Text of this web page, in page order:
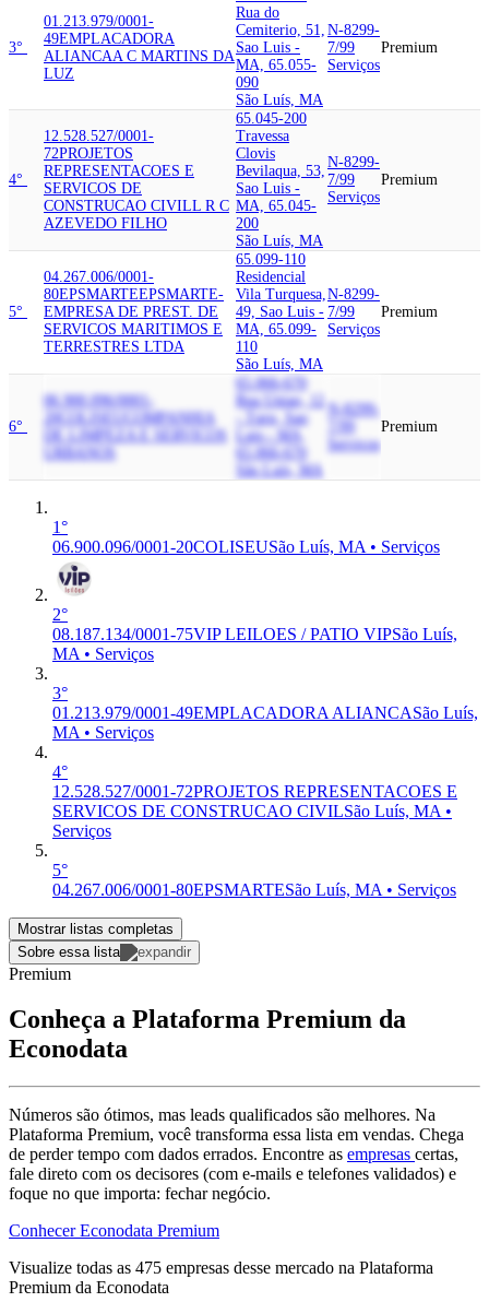
3°
01.213.979/0001-
49EMPLACADORA
ALIANCAA C MARTINS DA
LUZ
Rua do
Cemiterio, 51,
Sao Luis -
MA, 65.055-
090
São Luís, MA
N-8299-
7/99
Serviços
Premium
4°
12.528.527/0001-
72PROJETOS
REPRESENTACOES E
SERVICOS DE
CONSTRUCAO CIVILL R C
AZEVEDO FILHO
65.045-200
Travessa
Clovis
Bevilaqua, 53,
Sao Luis -
MA, 65.045-
200
São Luís, MA
N-8299-
7/99
Serviços
Premium
5°
04.267.006/0001-
80EPSMARTEEPSMARTE-
EMPRESA DE PREST. DE
SERVICOS MARITIMOS E
TERRESTRES LTDA
65.099-110
Residencial
Vila Turquesa,
49, Sao Luis -
MA, 65.099-
110
São Luís, MA
N-8299-
7/99
Serviços
Premium
6°
06.900.096/0001-
20COLISEU
COMPANHIA
DE LIMPEZA E SERVICOS
URBANOS
65.066-670
Rua Uniao, 12
- Turu, Sao
Luis - MA,
65.066-670
São Luís, MA
N-8299-
Serviços
Premium
1°
06.900.096/0001-20COLISEUSão Luís, MA • Serviços
2°
08.187.134/0001-75VIP LEILOES / PATIO VIPSão Luís,
MA • Serviços
3°
01.213.979/0001-49EMPLACADORA ALIANCASão Luís,
MA • Serviços
4°
12.528.527/0001-72PROJETOS REPRESENTACOES E
SERVICOS DE CONSTRUCAO CIVILSão Luís, MA •
Serviços
5°
04.267.006/0001-80EPSMARTESão Luís, MA • Serviços
Mostrar listas completas
Sobre essa lista
Premium
Conheça a Plataforma Premium da
Econodata
Números são ótimos, mas leads qualificados são melhores. Na
Plataforma Premium, você transforma essa lista em vendas. Chega
de perder tempo com dados errados. Encontre as empresas certas,
fale direto com os decisores (com e-mails e telefones validados) e
foque no que importa: fechar negócio.
Conhecer Econodata Premium
Visualize todas as 475 empresas desse mercado na Plataforma
Premium da Econodata